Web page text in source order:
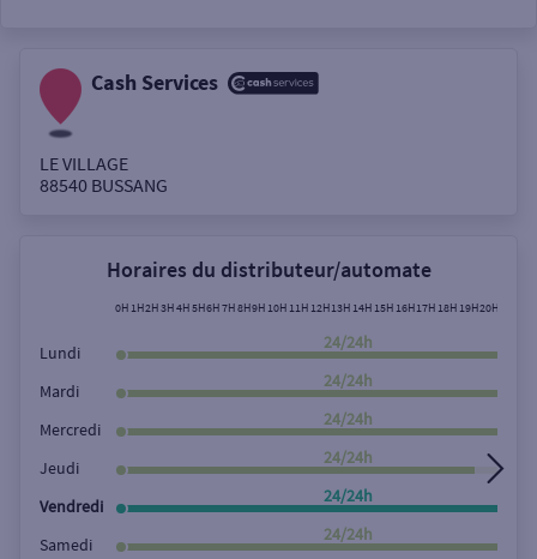
Autour de moi
Rue
Cash Services
LE VILLAGE
88540 BUSSANG
Horaires du distributeur/automate
0H 1H2H3H4H5H6H7H8H9H 10H 11H 12H13H 14H 15H 16H17H 18H 19H20H
Lundi
24/24h
Mardi
24/24h
Mercredi
24/24h
Jeudi
24/24h
Vendredi
24/24h
Samedi
24/24h